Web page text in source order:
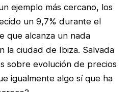
ejemplo más cercano, los
un 9,7% durante el
que alcanza un nada
la ciudad de Ibiza. Salvada
sobre evolución de precios
igualmente algo sí que ha